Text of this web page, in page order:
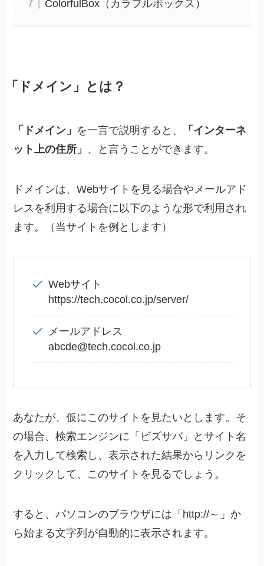
ColorfulBox（カラフルボックス）
「ドメイン」とは？
「ドメイン」 を一言で説明すると、
「インターネ
ット上の住所」 、と言うことができます。
ドメインは、Webサイトを見る場合やメールアド
レスを利用する場合に以下のような形で利用され
ます。（当サイトを例とします）
Webサイト
https://tech.cocol.co.jp/server/
メールアドレス
abcde@tech.cocol.co.jp
あなたが、仮にこのサイトを見たいとします。そ
の場合、検索エンジンに「ビズサバ」とサイト名
を入力して検索し、表示された結果からリンクを
クリックして、このサイトを見るでしょう。
すると、パソコンのブラウザには「http://～」か
ら始まる文字列が自動的に表示されます。